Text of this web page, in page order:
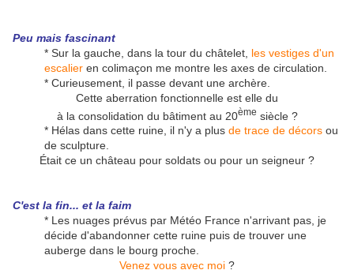
Peu mais fascinant
* Sur la gauche, dans la tour du châtelet, les vestiges d'un
escalier en colimaçon me montre les axes de circulation.
* Curieusement, il passe devant une archère.
Cette aberration fonctionnelle est elle du
à la consolidation du bâtiment au 20ème siècle ?
* Hélas dans cette ruine, il n'y a plus de trace de décors ou
de sculpture.
Était ce un château pour soldats ou pour un seigneur ?
C'est la fin... et la faim
* Les nuages prévus par Météo France n'arrivant pas, je
décide d'abandonner cette ruine puis de trouver une
auberge dans le bourg proche.
Venez vous avec moi ?